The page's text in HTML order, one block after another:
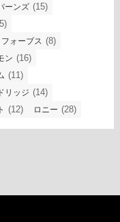
ーンズ (15)
ォーブス (8)
ン (16)
(11)
リッジ (14)
(12) ロニー (28)